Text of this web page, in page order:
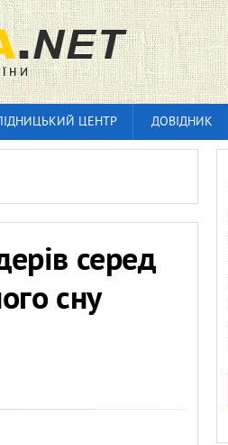
ЦЕНТР ДОВІДНИК
серед
сну